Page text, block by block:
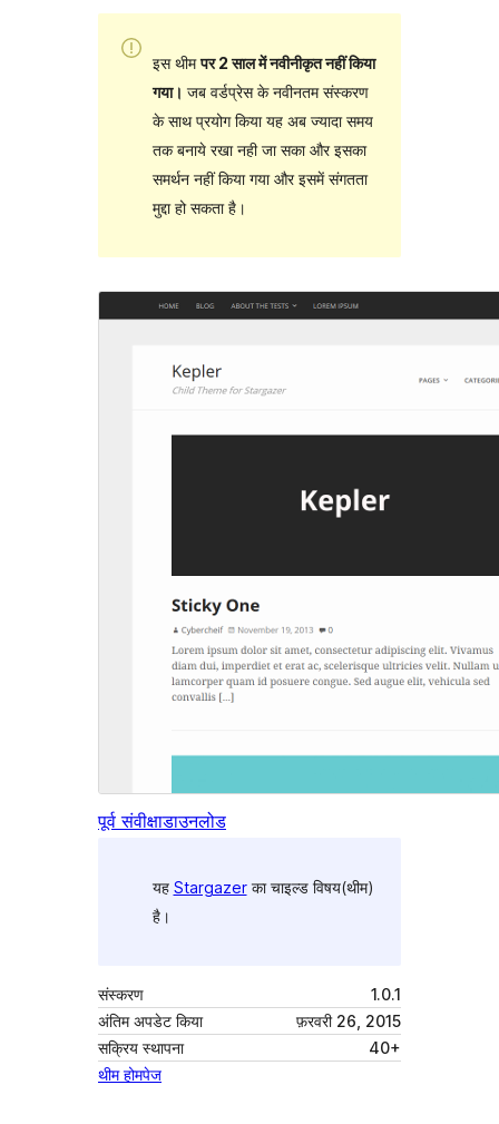
इस थीमपर 2 साल में नवीनीकृत नहीं किया
गया। जब वर्डप्रेस के नवीनतम संस्करण
के साथ प्रयोग किया यह अब ज्यादा समय
तक बनाये रखा नही जा सका और इसका
समर्थन नहीं किया गया और इसमें संगतता
मुद्दा हो सकता है।
पूर्व संवीक्षाडाउनलोड
यह Stargazerका चाइल्ड विषय(थीम)
है।
संस्करण
1.0.1
अंतिम अपडेट किया
फ़रवरी 26, 2015
सक्रिय स्थापना
40+
थीम होमपेज